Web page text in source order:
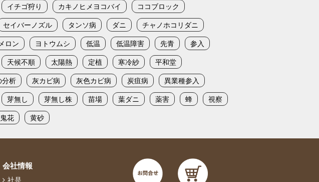
イチゴ狩り カキノヒメヨコバイ
ココブロック
セイバーノズル タンソ病 ダニ
チャノホコリダニ
メロン ヨトウムシ 低温 低温障害 先青
参入
天候不順 太陽熱 定植 寒冷紗
平和堂
分析 灰カビ病 灰色カビ病 炭疽病
異業種参入
芽無し 芽無し株 苗場 葉ダニ 薬害 蜂
視察
鬼花 黄砂
会社情報
社是